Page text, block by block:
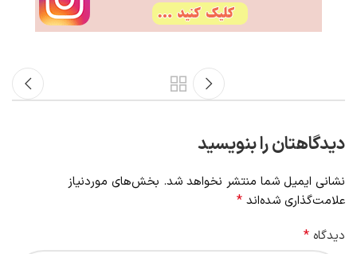
جدیدتر
دیدگاهتان را بنویسید
نشانی ایمیل شما منتشر نخواهد شد. بخش‌های موردنیاز
علامت‌گذاری شده‌اند *
دیدگاه *